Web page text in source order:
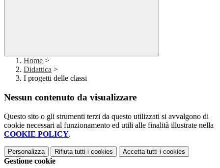
Home >
Didattica >
I progetti delle classi
Nessun contenuto da visualizzare
Questo sito o gli strumenti terzi da questo utilizzati si avvalgono di
cookie necessari al funzionamento ed utili alle finalità illustrate nella
COOKIE POLICY.
Personalizza Rifiuta tutti i cookies Accetta tutti i cookies
Gestione cookie